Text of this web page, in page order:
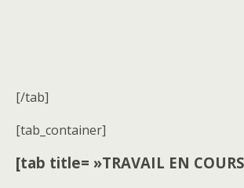
[/tab]
[tab_container]
[tab title= »TRAVAIL EN